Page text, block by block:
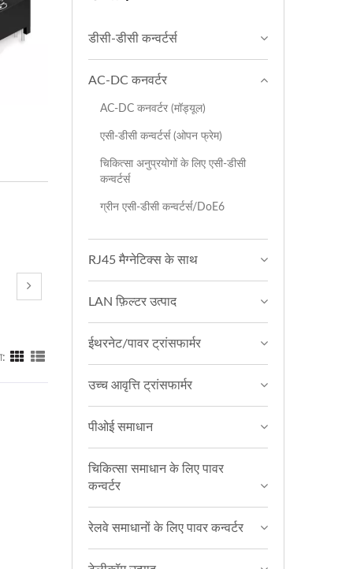
डीसी-डीसी कन्वर्टर्स
AC-DC कनवर्टर
AC-DC कनवर्टर (मॉड्यूल)
एसी-डीसी कन्वर्टर्स (ओपन फ्रेम)
चिकित्सा अनुप्रयोगों के लिए एसी-डीसी
कन्वर्टर्स
ग्रीन एसी-डीसी कन्वर्टर्स/DoE6
RJ45 मैग्नेटिक्स के साथ
LAN फ़िल्टर उत्पाद
ईथरनेट/पावर ट्रांसफार्मर
उच्च आवृत्ति ट्रांसफार्मर
पीओई समाधान
चिकित्सा समाधान के लिए पावर
कन्वर्टर
रेलवे समाधानों के लिए पावर कन्वर्टर